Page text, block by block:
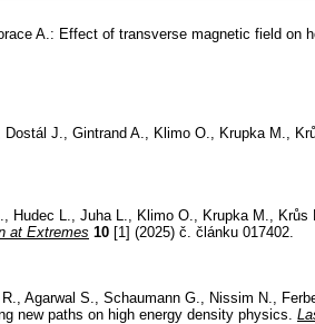
A.: Effect of transverse magnetic field on
J., Gintrand A., Klimo O., Krupka M.,
L., Juha L., Klimo O., Krupka M.,
at Extremes 10 [1] (2025) č. článku 017402.
Agarwal S., Schaumann G., Nissim N.,
new paths on high energy density physics.